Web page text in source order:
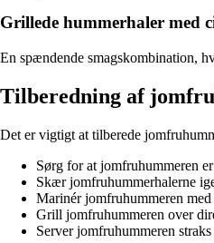
Grillede hummerhaler med
En spændende smagskombination,
Tilberedning af
Det er vigtigt at tilberede
Sørg for at jomfruhummeren
Skær jomfruhummerhalerne
Marinér jomfruhummeren
Grill jomfruhummeren over
Server jomfruhummeren